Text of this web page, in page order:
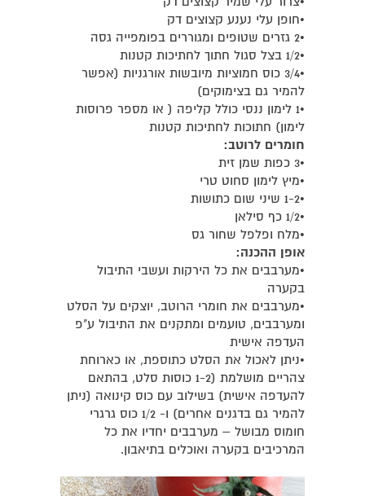
•חופן עלי נענע קצוצים דק
•2 גזרים שטופים ומגוררים בפומפייה גסה
•1/2 בצל סגול חתוך לחתיכות קטנות
•3/4 כוס חמוציות מיובשות אורגניות (אפשר
להמיר גם בצימוקים)
•1 לימון ננסי כולל קליפה ( או מספר פרוסות
לימון) חתוכות לחתיכות קטנות
חומרים לרוטב:
•3 כפות שמן זית
•מיץ לימון סחוט טרי
•1-2 שיני שום כתושות
•1/2 כף סילאן
•מלח ופלפל שחור גס
אופן ההכנה:
•מערבבים את כל הירקות ועשבי התיבול
בקערה
•מערבבים את חומרי הרוטב, יוצקים על הסלט
ומערבבים, טועמים ומתקנים את התיבול ע"פ
העדפה אישית
•ניתן לאכול את הסלט כתוספת, או כארוחת
צהריים מושלמת (1-2 כוסות סלט, בהתאם
להעדפה אישית) בשילוב עם כוס קינואה (ניתן
להמיר גם בדגנים אחרים) ו- 1/2 כוס גרגרי
חומוס מבושל – מערבבים יחדיו את כל
המרכיבים בקערה ואוכלים בתיאבון.